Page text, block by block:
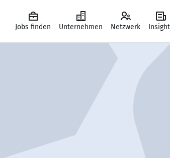
Jobs finden Unternehmen Netzwerk